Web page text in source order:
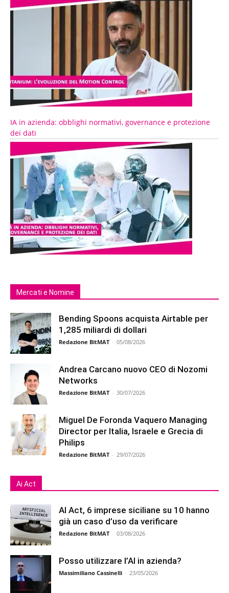
IA in azienda: obblighi normativi, governance e protezione
dei dati
Mercati e Nomine
Bending Spoons acquista Airtable per
1,285 miliardi di dollari
Redazione BitMAT - 05/08/2026
Andrea Carcano nuovo CEO di Nozomi
Networks
Redazione BitMAT - 30/07/2026
Miguel De Foronda Vaquero Managing
Director per Italia, Israele e Grecia di
Philips
Redazione BitMAT - 29/07/2026
Ai Act
AI Act, 6 imprese siciliane su 10 hanno
già un caso d’uso da verificare
Redazione BitMAT - 03/08/2026
Posso utilizzare l’AI in azienda?
Massimiliano Cassinelli - 23/05/2026